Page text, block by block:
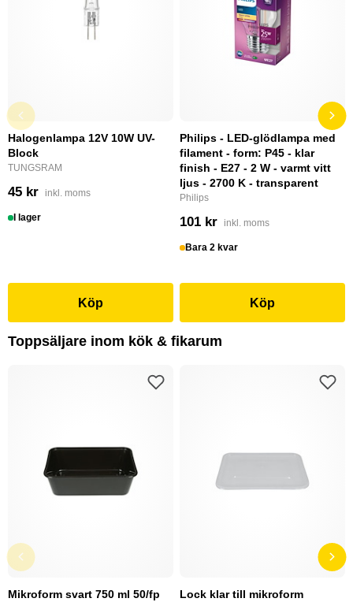
Halogenlampa 12V 10W UV-
Block
TUNGSRAM
45 kr inkl. moms
I lager
Köp
Philips - LED-glödlampa med
filament - form: P45 - klar
finish - E27 - 2 W - varmt vitt
ljus - 2700 K - transparent
Philips
101 kr inkl. moms
Bara 2 kvar
Köp
Toppsäljare inom kök & fikarum
Mikroform svart 750 ml 50/fp
Lock klar till mikroform